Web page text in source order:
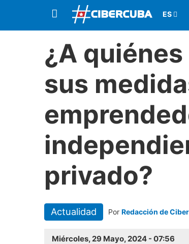
¿A quiénes
sus
privado?
Actualidad Por Redacción de
Miércoles, 29 Mayo, 2024 - 07:56